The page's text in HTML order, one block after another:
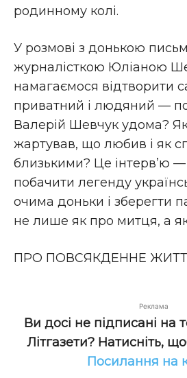
родинному колі.
У розмові з донькою
журналісткою Юліаною
намагаємося відтворити
приватний і людяний —
Валерій Шевчук удома?
жартував, що любив і як
близькими? Це інтерв’ю
побачити легенду
очима доньки і зберегти
не лише як про митця, а
ПРО ПОВСЯКДЕННЕ
Реклама
Ви досі не підписані на
Літгазети? Натисніть,
Посилання на